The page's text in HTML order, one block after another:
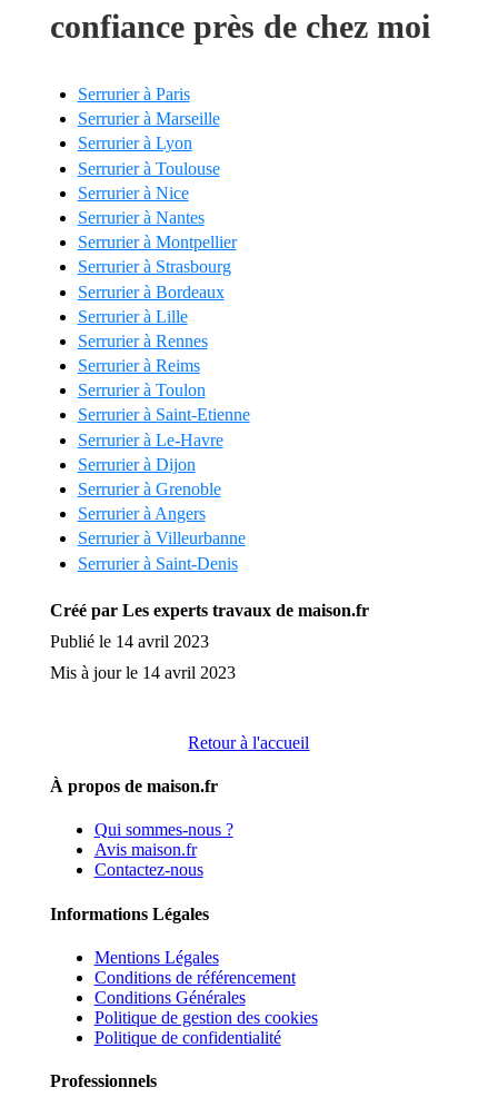
confiance près de chez moi
Serrurier à Paris
Serrurier à Marseille
Serrurier à Lyon
Serrurier à Toulouse
Serrurier à Nice
Serrurier à Nantes
Serrurier à Montpellier
Serrurier à Strasbourg
Serrurier à Bordeaux
Serrurier à Lille
Serrurier à Rennes
Serrurier à Reims
Serrurier à Toulon
Serrurier à Saint-Etienne
Serrurier à Le-Havre
Serrurier à Dijon
Serrurier à Grenoble
Serrurier à Angers
Serrurier à Villeurbanne
Serrurier à Saint-Denis
Créé par Les experts travaux de maison.fr
Publié le 14 avril 2023
Mis à jour le 14 avril 2023
Retour à l'accueil
À propos de maison.fr
Qui sommes-nous ?
Avis maison.fr
Contactez-nous
Informations Légales
Mentions Légales
Conditions de référencement
Conditions Générales
Politique de gestion des cookies
Politique de confidentialité
Professionnels